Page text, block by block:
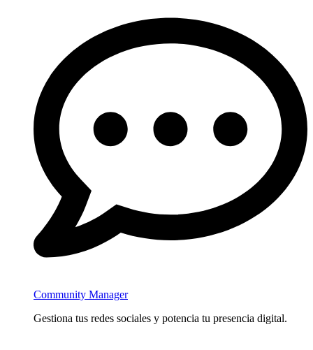
Community Manager
Gestiona tus redes sociales y potencia tu presencia digital.